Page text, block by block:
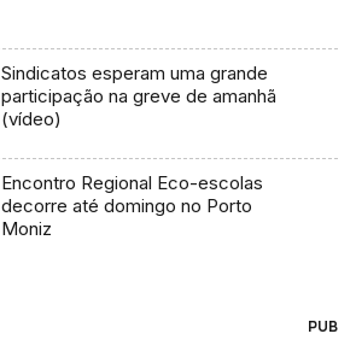
Sindicatos esperam uma grande
participação na greve de amanhã
(vídeo)
Encontro Regional Eco-escolas
decorre até domingo no Porto
Moniz
PUB